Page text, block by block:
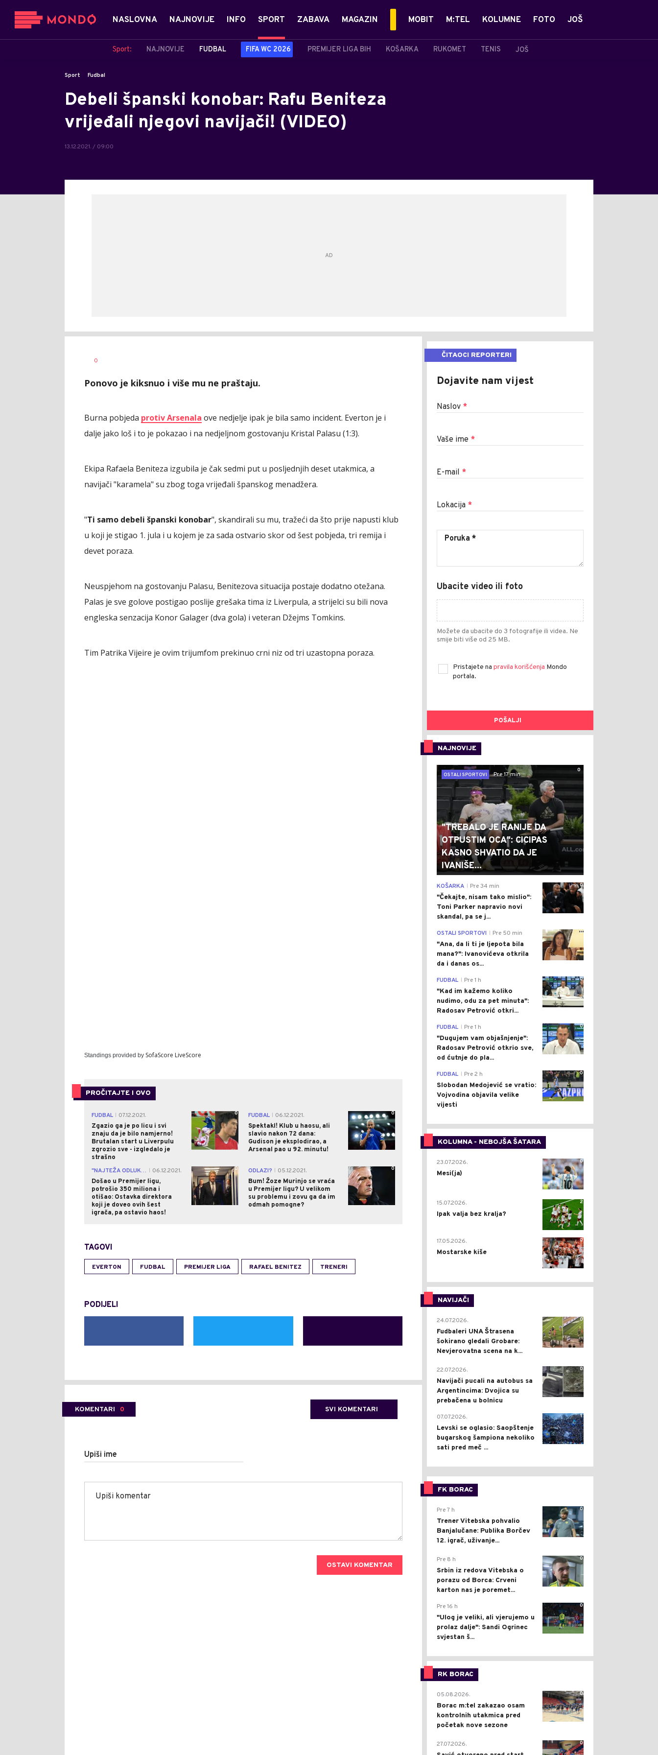
NASLOVNA NAJNOVIJE INFO SPORT
Sport: NAJNOVIJE FUDBAL FIFA WC 2026 PREMIJER LIGA BIH KOŠARKA RUKOMET TENIS JOŠ
ZABAVA MAGAZIN MOBIT M:TEL KOLUMNE FOTO JOŠ
Sport Fudbal
Debeli španski konobar: Rafu Beniteza
vrijeđali njegovi navijači! (VIDEO)
13.12.2021. / 09:00
AUTOR
0
Ponovo je kiksnuo i više mu ne praštaju.
Burna pobjeda protiv Arsenala ove nedjelje ipak je bila samo incident. Everton je i
dalje jako loš i to je pokazao i na nedjeljnom gostovanju Kristal Palasu (1:3).
Ekipa Rafaela Beniteza izgubila je čak sedmi put u posljednjih deset utakmica, a
navijači "karamela" su zbog toga vrijeđali španskog menadžera.
"Ti samo debeli španski konobar", skandirali su mu, tražeći da što prije napusti klub
u koji je stigao 1. jula i u kojem je za sada ostvario skor od šest pobjeda, tri remija i
devet poraza.
Neuspjehom na gostovanju Palasu, Benitezova situacija postaje dodatno otežana.
Palas je sve golove postigao poslije grešaka tima iz Liverpula, a strijelci su bili nova
engleska senzacija Konor Galager (dva gola) i veteran Džejms Tomkins.
Tim Patrika Vijeire je ovim trijumfom prekinuo crni niz od tri uzastopna poraza.
Standings provided by SofaScore LiveScore
PROČITAJTE I OVO
FUDBAL
07.12.2021.
Zgazio ga je po licu i svi
znaju da je bilo namjerno!
Brutalan start u Liverpulu
zgrozio sve - izgledalo je
strašno
0 FUDBAL
06.12.2021.
Spektakl! Klub u haosu, ali
slavio nakon 72 dana:
Gudison je eksplodirao, a
Arsenal pao u 92. minutu!
0
"NAJTEŽA ODLUKA"
06.12.2021.
Došao u Premijer ligu,
potrošio 350 miliona i
otišao: Ostavka direktora
koji je doveo ovih šest
igrača, pa ostavio haos!
0 ODLAZI?
05.12.2021.
Bum! Žoze Murinjo se vraća
u Premijer ligu? U velikom
su problemu i zovu ga da im
odmah pomogne?
0
TAGOVI
EVERTON FUDBAL PREMIJER LIGA RAFAEL BENITEZ TRENERI
PODIJELI
KOMENTARI 0 SVI KOMENTARI
Upiši ime
OSTAVI KOMENTAR
ČITAOCI REPORTERI
Dojavite nam vijest
Naslov *
Vaše ime *
E-mail *
Lokacija *
Ubacite video ili foto
Možete da ubacite do 3 fotografije ili videa. Ne
smije biti više od 25 MB.
Pristajete na pravila korišćenja Mondo
portala.
POŠALJI
NAJNOVIJE
0
OSTALI SPORTOVI
Pre 17 min
"TREBALO JE RANIJE DA
OTPUSTIM OCA": CICIPAS
KASNO SHVATIO DA JE
IVANIŠE...
0
KOŠARKA Pre 34 min
"Čekajte, nisam tako mislio":
Toni Parker napravio novi
skandal, pa se j...
0
OSTALI SPORTOVI Pre 50 min
"Ana, da li ti je ljepota bila
mana?": Ivanovićeva otkrila
da i danas os...
0
FUDBAL Pre 1 h
"Kad im kažemo koliko
nudimo, odu za pet minuta":
Radosav Petrović otkri...
0
FUDBAL Pre 1 h
"Dugujem vam objašnjenje":
Radosav Petrović otkrio sve,
od ćutnje do pla...
0
FUDBAL Pre 2 h
Slobodan Medojević se vratio:
Vojvodina objavila velike
vijesti
KOLUMNA - NEBOJŠA ŠATARA
0
23.07.2026.
Mesi(ja)
2
15.07.2026.
Ipak valja bez kralja?
0
17.05.2026.
Mostarske kiše
NAVIJAČI
0
24.07.2026.
Fudbaleri UNA Štrasena
šokirano gledali Grobare:
Nevjerovatna scena na k...
0
22.07.2026.
Navijači pucali na autobus sa
Argentincima: Dvojica su
prebačena u bolnicu
1
07.07.2026.
Levski se oglasio: Saopštenje
bugarskog šampiona nekoliko
sati pred meč ...
FK BORAC
0
Pre 7 h
Trener Vitebska pohvalio
Banjalučane: Publika Borčev
12. igrač, uživanje...
0
Pre 8 h
Srbin iz redova Vitebska o
porazu od Borca: Crveni
karton nas je poremet...
0
Pre 16 h
"Ulog je veliki, ali vjerujemo u
prolaz dalje": Sandi Ogrinec
svjestan š...
RK BORAC
0
05.08.2026.
Borac m:tel zakazao osam
kontrolnih utakmica pred
početak nove sezone
0
27.07.2026.